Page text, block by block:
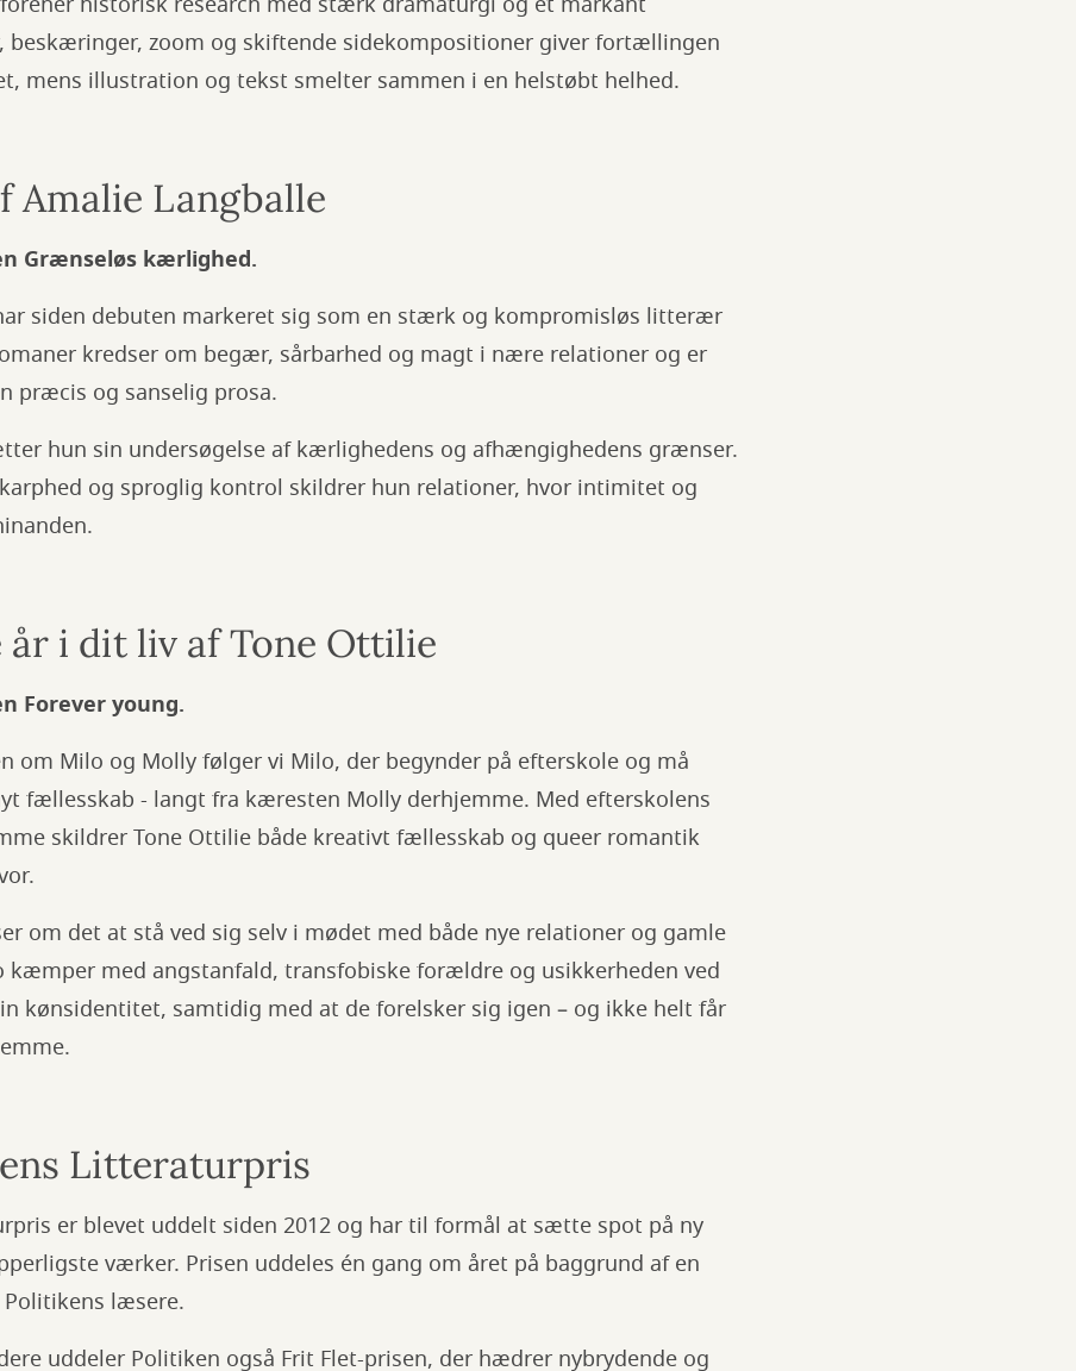
beskæringer, zoom og skiftende sidekompositioner giver fortællingen
mens illustration og tekst smelter sammen i en helstøbt helhed.
Amalie Langballe
Grænseløs kærlighed.
siden debuten markeret sig som en stærk og kompromisløs litterær
kredser om begær, sårbarhed og magt i nære relationer og er
præcis og sanselig prosa.
hun sin undersøgelse af kærlighedens og afhængighedens grænser.
og sproglig kontrol skildrer hun relationer, hvor intimitet og
år i dit liv af Tone Ottilie
Forever young.
om Milo og Molly følger vi Milo, der begynder på efterskole og må
fællesskab - langt fra kæresten Molly derhjemme. Med efterskolens
skildrer Tone Ottilie både kreativt fællesskab og queer romantik
om det at stå ved sig selv i mødet med både nye relationer og gamle
kæmper med angstanfald, transfobiske forældre og usikkerheden ved
kønsidentitet, samtidig med at de forelsker sig igen – og ikke helt får
Litteraturpris
er blevet uddelt siden 2012 og har til formål at sætte spot på ny
værker. Prisen uddeles én gang om året på baggrund af en
læsere.
uddeler Politiken også Frit Flet-prisen, der hædrer nybrydende og